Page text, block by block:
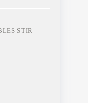
STIR